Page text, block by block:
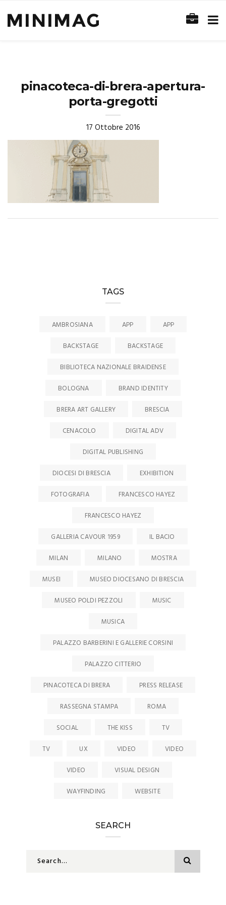
pinacoteca-di-brera-apertura-
porta-gregotti
17 Ottobre 2016
TAGS
AMBROSIANA APP
APP
BACKSTAGE
BACKSTAGE
BIBLIOTECA NAZIONALE BRAIDENSE
BOLOGNA
BRAND IDENTITY
BRERA ART GALLERY
BRESCIA
CENACOLO
DIGITAL ADV
DIGITAL PUBLISHING
DIOCESI DI BRESCIA
EXHIBITION
FOTOGRAFIA
FRANCESCO HAYEZ
FRANCESCO HAYEZ
GALLERIA CAVOUR 1959
IL BACIO
MILAN
MILANO
MOSTRA
MUSEI
MUSEO DIOCESANO DI BRESCIA
MUSEO POLDI PEZZOLI
MUSIC
MUSICA
PALAZZO BARBERINI E GALLERIE CORSINI
PALAZZO CITTERIO
PINACOTECA DI BRERA
PRESS RELEASE
RASSEGNA STAMPA
ROMA
SOCIAL
THE KISS
TV
TV
UX VIDEO
VIDEO
VIDEO
VISUAL DESIGN
WAYFINDING
WEBSITE
SEARCH